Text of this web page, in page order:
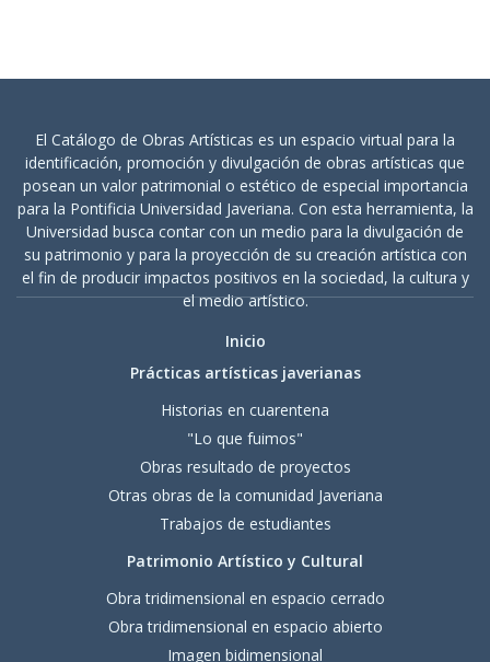
El Catálogo de Obras Artísticas es un espacio virtual para la
identificación, promoción y divulgación de obras artísticas que
posean un valor patrimonial o estético de especial importancia
para la Pontificia Universidad Javeriana. Con esta herramienta, la
Universidad busca contar con un medio para la divulgación de
su patrimonio y para la proyección de su creación artística con
el fin de producir impactos positivos en la sociedad, la cultura y
el medio artístico.
Inicio
Prácticas artísticas javerianas
Historias en cuarentena
"Lo que fuimos"
Obras resultado de proyectos
Otras obras de la comunidad Javeriana
Trabajos de estudiantes
Patrimonio Artístico y Cultural
Obra tridimensional en espacio cerrado
Obra tridimensional en espacio abierto
Imagen bidimensional